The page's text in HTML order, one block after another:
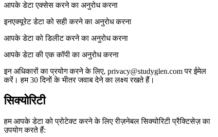
आपके डेटा एक्सेस करने का अनुरोध करना
इनएक्यूरेट डेटा को सही करने का अनुरोध करना
आपके डेटा को डिलीट करने का अनुरोध करना
आपके डेटा की एक कॉपी का अनुरोध करना
इन अधिकारों का प्रयोग करने के लिए, privacy@studyglen.com पर ईमेल
करें। हम 30 दिनों के भीतर जवाब देने का लक्ष्य रखते हैं।
सिक्योरिटी
हम आपके डेटा को प्रोटेक्ट करने के लिए रीज़नेबल सिक्योरिटी प्रैक्टिसेज़ का
उपयोग करते हैं: